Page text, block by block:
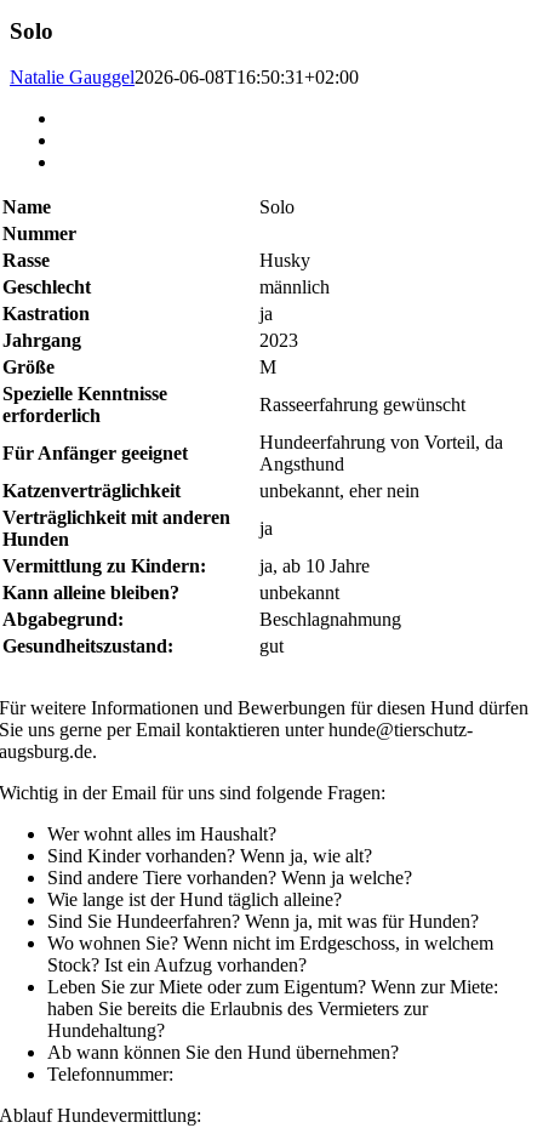
Solo
Natalie Gauggel2026-06-08T16:50:31+02:00
Name
Solo
Nummer
Rasse
Husky
Geschlecht
männlich
Kastration
ja
Jahrgang
2023
Größe
M
Spezielle Kenntnisse
erforderlich
Rasseerfahrung gewünscht
Für Anfänger geeignet
Hundeerfahrung von Vorteil, da
Angsthund
Katzenverträglichkeit
unbekannt, eher nein
Verträglichkeit mit anderen
Hunden
ja
Vermittlung zu Kindern:
ja, ab 10 Jahre
Kann alleine bleiben?
unbekannt
Abgabegrund:
Beschlagnahmung
Gesundheitszustand:
gut
Für weitere Informationen und Bewerbungen für diesen Hund dürfen
Sie uns gerne per Email kontaktieren unter hunde@tierschutz-
augsburg.de.
Wichtig in der Email für uns sind folgende Fragen:
Wer wohnt alles im Haushalt?
Sind Kinder vorhanden? Wenn ja, wie alt?
Sind andere Tiere vorhanden? Wenn ja welche?
Wie lange ist der Hund täglich alleine?
Sind Sie Hundeerfahren? Wenn ja, mit was für Hunden?
Wo wohnen Sie? Wenn nicht im Erdgeschoss, in welchem
Stock? Ist ein Aufzug vorhanden?
Leben Sie zur Miete oder zum Eigentum? Wenn zur Miete:
haben Sie bereits die Erlaubnis des Vermieters zur
Hundehaltung?
Ab wann können Sie den Hund übernehmen?
Telefonnummer:
Ablauf Hundevermittlung: